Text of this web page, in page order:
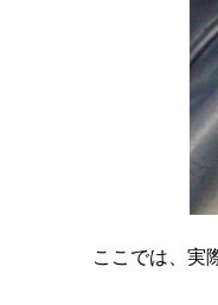
ここでは、実